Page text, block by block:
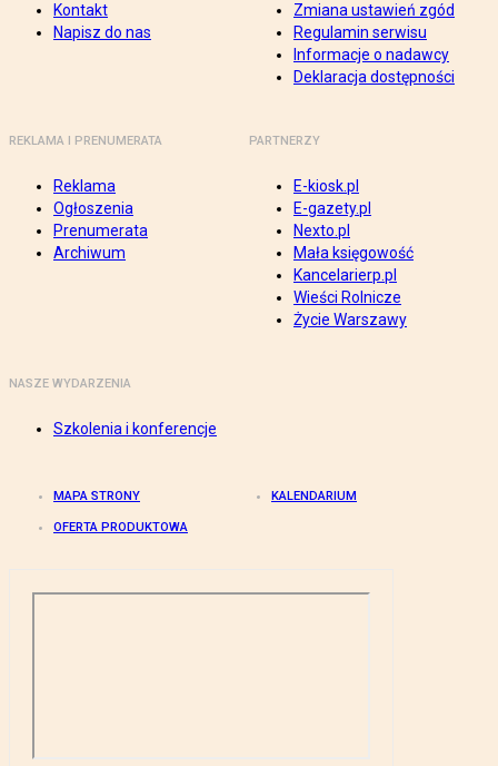
Kontakt
Napisz do nas
Zmiana ustawień zgód
Regulamin serwisu
Informacje o nadawcy
Deklaracja dostępności
REKLAMA I PRENUMERATA
Reklama
Ogłoszenia
Prenumerata
Archiwum
PARTNERZY
E-kiosk.pl
E-gazety.pl
Nexto.pl
Mała księgowość
Kancelarierp.pl
Wieści Rolnicze
Życie Warszawy
NASZE WYDARZENIA
Szkolenia i konferencje
MAPA STRONY KALENDARIUM
OFERTA PRODUKTOWA